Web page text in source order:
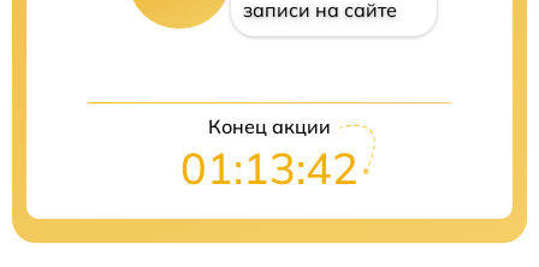
записи на сайте
Конец акции
01:13:41